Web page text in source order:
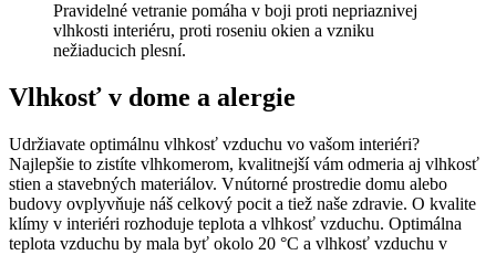
Pravidelné vetranie pomáha v boji proti nepriaznivej
vlhkosti interiéru, proti roseniu okien a vzniku
nežiaducich plesní.
Vlhkosť v dome a alergie
Udržiavate optimálnu vlhkosť vzduchu vo vašom interiéri?
Najlepšie to zistíte vlhkomerom, kvalitnejší vám odmeria aj vlhkosť
stien a stavebných materiálov. Vnútorné prostredie domu alebo
budovy ovplyvňuje náš celkový pocit a tiež naše zdravie. O kvalite
klímy v interiéri rozhoduje teplota a vlhkosť vzduchu. Optimálna
teplota vzduchu by mala byť okolo 20 °C a vlhkosť vzduchu v